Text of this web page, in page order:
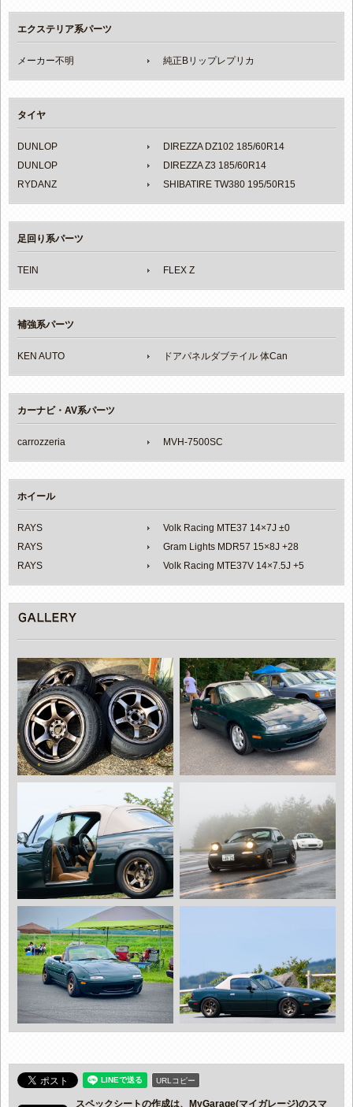
エクステリア系パーツ
メーカー不明 純正Bリップレプリカ
タイヤ
DUNLOP
DIREZZA DZ102 185/60R14
DUNLOP
DIREZZA Z3 185/60R14
RYDANZ
SHIBATIRE TW380 195/50R15
足回り系パーツ
TEIN FLEX Z
補強系パーツ
KEN AUTO ドアパネルダブテイル 体Can
カーナビ・AV系パーツ
carrozzeria MVH-7500SC
ホイール
RAYS
Volk Racing MTE37 14×7J ±0
RAYS
Gram Lights MDR57 15×8J +28
RAYS
Volk Racing MTE37V 14×7.5J +5
URLコピー
スペックシートの作成は、MyGarage(マイガレージ)のスマ